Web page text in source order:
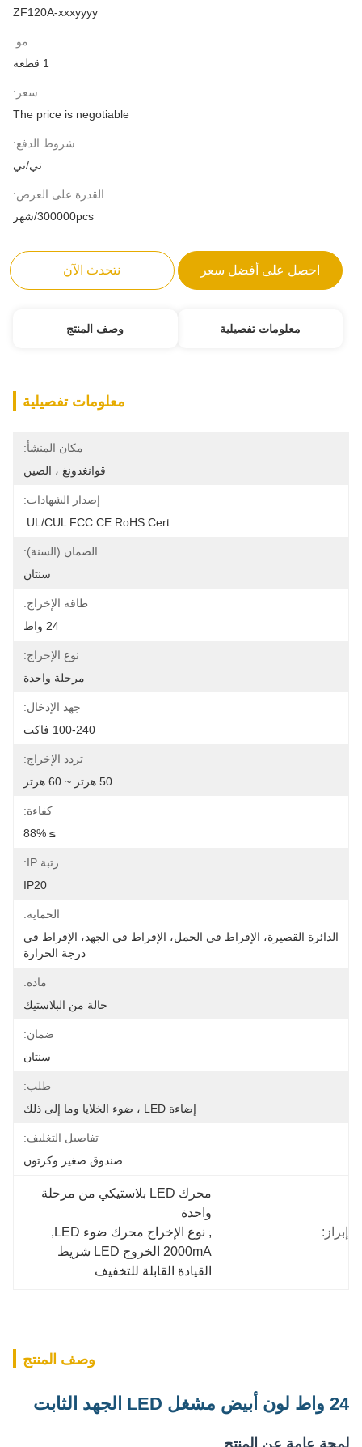
ZF120A-xxxyyyy
مو:
1 قطعة
سعر:
The price is negotiable
شروط الدفع:
تي/تي
القدرة على العرض:
300000pcs/شهر
احصل على أفضل سعر نتحدث الآن
معلومات تفصيلية وصف المنتج
معلومات تفصيلية
مكان المنشأ:
قوانغدونغ ، الصين
إصدار الشهادات:
UL/cUL FCC CE RoHS Cert.
الضمان (السنة):
سنتان
طاقة الإخراج:
24 واط
نوع الإخراج:
مرحلة واحدة
جهد الإدخال:
100-240 فاكت
تردد الإخراج:
50 هرتز ~ 60 هرتز
كفاءة:
≥ 88%
رتبة IP:
IP20
الحماية:
درجة الحرارة
مادة:
حالة من البلاستيك
ضمان:
سنتان
طلب:
إضاءة LED ، ضوء الخلايا وما إلى ذلك
تفاصيل التغليف:
صندوق صغير وكرتون
إبراز:
واحدة
, نوع الإخراج محرك ضوء LED
,
القيادة القابلة للتخفيف
وصف المنتج
24 واط لون أبيض مشغل LED الجهد الثابت
لمحة عامة عن المنتج